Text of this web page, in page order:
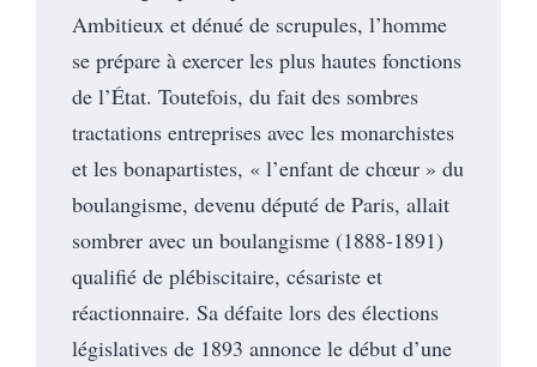
Ambitieux et dénué de scrupules, l’homme
se prépare à exercer les plus hautes fonctions
de l’État. Toutefois, du fait des sombres
tractations entreprises avec les monarchistes
et les bonapartistes, « l’enfant de chœur » du
boulangisme, devenu député de Paris, allait
sombrer avec un boulangisme (1888-1891)
qualifié de plébiscitaire, césariste et
réactionnaire. Sa défaite lors des élections
législatives de 1893 annonce le début d’une